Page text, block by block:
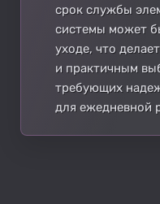
срок службы
системы может
уходе, что
и практичным
требующих
для ежедневной